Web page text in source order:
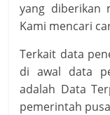
yang diberikan
Kami mencari
Terkait data
di awal data
adalah Data
pemerintah